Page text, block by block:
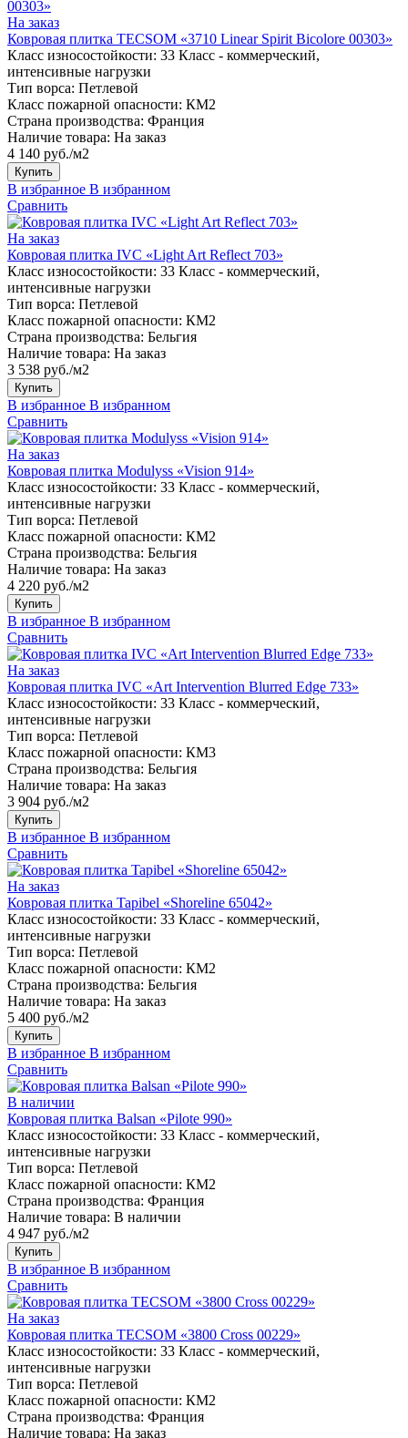
На заказ
Ковровая плитка TECSOM «3710 Linear Spirit Bicolore 00303»
Класс износостойкости: 33 Класс - коммерческий,
интенсивные нагрузки
Тип ворса: Петлевой
Класс пожарной опасности: КМ2
Страна производства: Франция
Наличие товара: На заказ
4 140 руб./м2
Купить
В избранное В избранном
Сравнить
На заказ
Ковровая плитка IVC «Light Art Reflect 703»
Класс износостойкости: 33 Класс - коммерческий,
интенсивные нагрузки
Тип ворса: Петлевой
Класс пожарной опасности: КМ2
Страна производства: Бельгия
Наличие товара: На заказ
3 538 руб./м2
Купить
В избранное В избранном
Сравнить
На заказ
Ковровая плитка Modulyss «Vision 914»
Класс износостойкости: 33 Класс - коммерческий,
интенсивные нагрузки
Тип ворса: Петлевой
Класс пожарной опасности: КМ2
Страна производства: Бельгия
Наличие товара: На заказ
4 220 руб./м2
Купить
В избранное В избранном
Сравнить
На заказ
Ковровая плитка IVC «Art Intervention Blurred Edge 733»
Класс износостойкости: 33 Класс - коммерческий,
интенсивные нагрузки
Тип ворса: Петлевой
Класс пожарной опасности: КМ3
Страна производства: Бельгия
Наличие товара: На заказ
3 904 руб./м2
Купить
В избранное В избранном
Сравнить
На заказ
Ковровая плитка Tapibel «Shoreline 65042»
Класс износостойкости: 33 Класс - коммерческий,
интенсивные нагрузки
Тип ворса: Петлевой
Класс пожарной опасности: КМ2
Страна производства: Бельгия
Наличие товара: На заказ
5 400 руб./м2
Купить
В избранное В избранном
Сравнить
В наличии
Ковровая плитка Balsan «Pilote 990»
Класс износостойкости: 33 Класс - коммерческий,
интенсивные нагрузки
Тип ворса: Петлевой
Класс пожарной опасности: КМ2
Страна производства: Франция
Наличие товара: В наличии
4 947 руб./м2
Купить
В избранное В избранном
Сравнить
На заказ
Ковровая плитка TECSOM «3800 Cross 00229»
Класс износостойкости: 33 Класс - коммерческий,
интенсивные нагрузки
Тип ворса: Петлевой
Класс пожарной опасности: КМ2
Страна производства: Франция
Наличие товара: На заказ